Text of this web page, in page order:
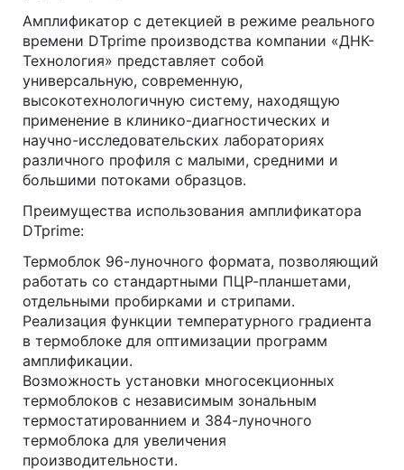
Амплификатор с детекцией в режиме реального
времени DTprime производства компании «ДНК-
Технология» представляет собой
универсальную, современную,
высокотехнологичную систему, находящую
применение в клинико-диагностических и
научно-исследовательских лабораториях
различного профиля с малыми, средними и
большими потоками образцов.
Преимущества использования амплификатора
DTprime:
Термоблок 96-луночного формата, позволяющий
работать со стандартными ПЦР-планшетами,
отдельными пробирками и стрипами.
Реализация функции температурного градиента
в термоблоке для оптимизации программ
амплификации.
Возможность установки многосекционных
термоблоков с независимым зональным
термостатированнием и 384-луночного
термоблока для увеличения
производительности.